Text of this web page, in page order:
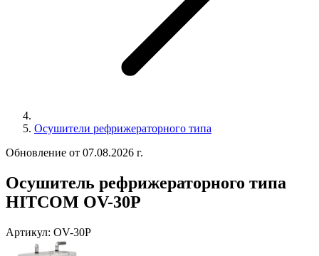
Осушители рефрижераторного типа
Обновление от 07.08.2026 г.
Осушитель рефрижераторного типа
HITCOM OV-30P
Артикул: OV-30P